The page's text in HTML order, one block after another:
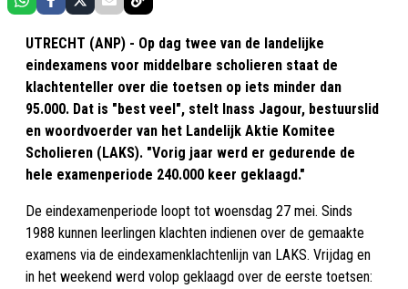
UTRECHT (ANP) - Op dag twee van de landelijke
eindexamens voor middelbare scholieren staat de
klachtenteller over die toetsen op iets minder dan
95.000. Dat is "best veel", stelt Inass Jagour, bestuurslid
en woordvoerder van het Landelijk Aktie Komitee
Scholieren (LAKS). "Vorig jaar werd er gedurende de
hele examenperiode 240.000 keer geklaagd."
De eindexamenperiode loopt tot woensdag 27 mei. Sinds
1988 kunnen leerlingen klachten indienen over de gemaakte
examens via de eindexamenklachtenlijn van LAKS. Vrijdag en
in het weekend werd volop geklaagd over de eerste toetsen: